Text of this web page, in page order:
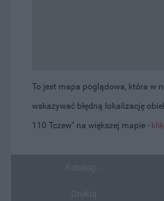
To jest mapa poglądowa, która w
wskazywać błędną lokalizację
110 Tczew" na większej mapie -